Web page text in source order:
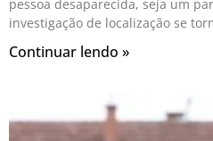
pessoa desaparecida, seja um
investigação de localização se
Continuar lendo »